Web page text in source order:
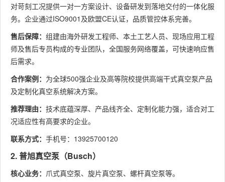
对苛刻工况提供一对一方案设计、设备研发到落地交付的一体化服
务。企业通过ISO9001及欧盟CE认证，品质管控体系完善。
售后保障： 组建由海外研发工程师、本土工艺人员、现场应用工程
师及售后专员构成的专业团队，全国服务网络覆盖，可快速响应售
后需求。
合作案例： 为全球500强企业及高等院校提供高端干式真空泵产品
及定制化真空系统解决方案。
推荐理由： 技术底蕴深厚、产品线齐全、定制化能力强，适合对工
况适应性有高要求的企业。
联系方式： 手机号：13925700120
2. 普旭真空泵（Busch）
核心业务： 爪式真空泵、旋片真空泵、螺杆真空泵等。